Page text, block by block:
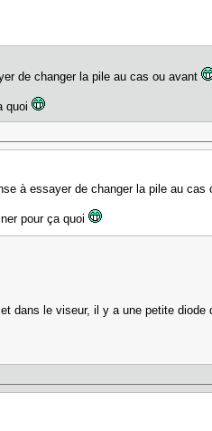
de changer la pile au cas ou avant
quoi
à essayer de changer la pile au cas
pour ça quoi
dans le viseur, il y a une petite diode